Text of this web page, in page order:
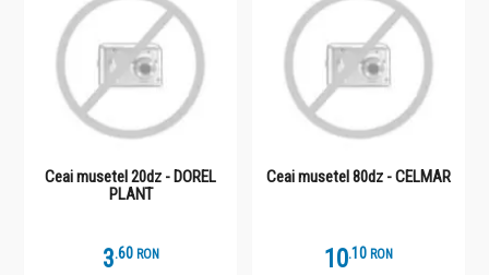
Ceai musetel 20dz - DOREL
PLANT
3.6 RON
Ceai musetel 80dz - CELMAR
10.1 RON